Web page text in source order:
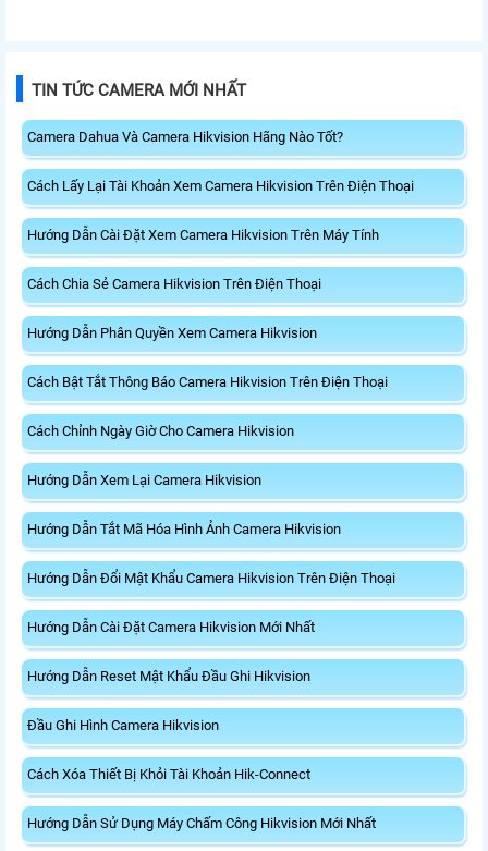
TIN TỨC CAMERA MỚI NHẤT
Camera Dahua Và Camera Hikvision Hãng Nào Tốt?
Cách Lấy Lại Tài Khoản Xem Camera Hikvision Trên Điện Thoại
Hướng Dẫn Cài Đặt Xem Camera Hikvision Trên Máy Tính
Cách Chia Sẻ Camera Hikvision Trên Điện Thoại
Hướng Dẫn Phân Quyền Xem Camera Hikvision
Cách Bật Tắt Thông Báo Camera Hikvision Trên Điện Thoại
Cách Chỉnh Ngày Giờ Cho Camera Hikvision
Hướng Dẫn Xem Lại Camera Hikvision
Hướng Dẫn Tắt Mã Hóa Hình Ảnh Camera Hikvision
Hướng Dẫn Đổi Mật Khẩu Camera Hikvision Trên Điện Thoại
Hướng Dẫn Cài Đặt Camera Hikvision Mới Nhất
Hướng Dẫn Reset Mật Khẩu Đầu Ghi Hikvision
Đầu Ghi Hình Camera Hikvision
Cách Xóa Thiết Bị Khỏi Tài Khoản Hik-Connect
Hướng Dẫn Sử Dụng Máy Chấm Công Hikvision Mới Nhất